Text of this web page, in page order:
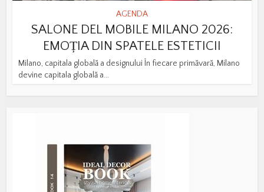
AGENDA
SALONE DEL MOBILE MILANO 2026:
EMOȚIA DIN SPATELE ESTETICII
Milano, capitala globală a designului În fiecare primăvară, Milano
devine capitala globală a...